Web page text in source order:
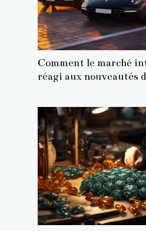
Comment le marché
réagi aux nouveautés